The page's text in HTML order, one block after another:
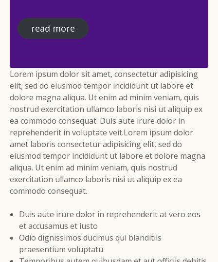
read more
Lorem ipsum dolor sit amet, consectetur adipisicing
elit, sed do eiusmod tempor incididunt ut labore et
dolore magna aliqua. Ut enim ad minim veniam, quis
nostrud exercitation ullamco laboris nisi ut aliquip ex
ea commodo consequat. Duis aute irure dolor in
reprehenderit in voluptate veit.Lorem ipsum dolor
amet laboris consectetur adipisicing elit, sed do
eiusmod tempor incididunt ut labore et dolore magna
aliqua. Ut enim ad minim veniam, quis nostrud
exercitation ullamco laboris nisi ut aliquip ex ea
commodo consequat.
Duis aute irure dolor in reprehenderit at vero eos
et accusamus et iusto
Odio dignissimos ducimus qui blanditiis
praesentium voluptatu